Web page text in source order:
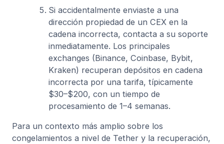
Si accidentalmente enviaste a una
dirección propiedad de un CEX en la
cadena incorrecta, contacta a su soporte
inmediatamente. Los principales
exchanges (Binance, Coinbase, Bybit,
Kraken) recuperan depósitos en cadena
incorrecta por una tarifa, típicamente
$30–$200, con un tiempo de
procesamiento de 1–4 semanas.
Para un contexto más amplio sobre los
congelamientos a nivel de Tether y la recuperación,